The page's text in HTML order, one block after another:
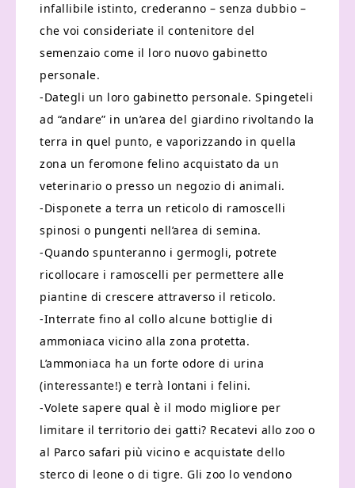
infallibile istinto, crederanno – senza dubbio –
che voi consideriate il contenitore del
semenzaio come il loro nuovo gabinetto
personale.
-Dategli un loro gabinetto personale. Spingeteli
ad “andare” in un’area del giardino rivoltando la
terra in quel punto, e vaporizzando in quella
zona un feromone felino acquistato da un
veterinario o presso un negozio di animali.
-Disponete a terra un reticolo di ramoscelli
spinosi o pungenti nell’area di semina.
-Quando spunteranno i germogli, potrete
ricollocare i ramoscelli per permettere alle
piantine di crescere attraverso il reticolo.
-Interrate fino al collo alcune bottiglie di
ammoniaca vicino alla zona protetta.
L’ammoniaca ha un forte odore di urina
(interessante!) e terrà lontani i felini.
-Volete sapere qual è il modo migliore per
limitare il territorio dei gatti? Recatevi allo zoo o
al Parco safari più vicino e acquistate dello
sterco di leone o di tigre. Gli zoo lo vendono